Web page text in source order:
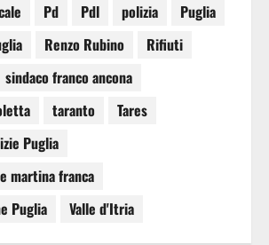
Pd Pdl polizia
Puglia
Renzo Rubino
Rifiuti
sindaco franco ancona
taranto
Tares
Puglia
martina franca
Puglia
Valle d'Itria